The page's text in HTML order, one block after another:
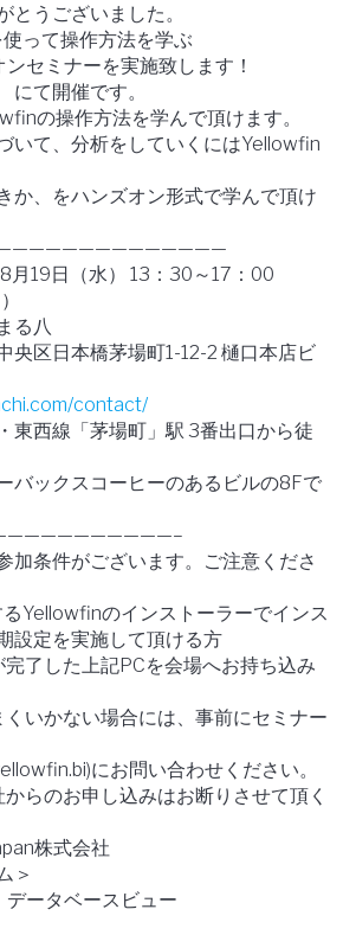
とうございました。
って操作方法を学ぶ
セミナーを実施致します！
て開催です。
の操作方法を学んで頂けます。
いて、分析をしていくにはYellowfin
か、をハンズオン形式で学んで頂け
＞——————————————
月19日（水） 13：30～17：00
る八
央区日本橋茅場町1-12-2 樋口本店ビ
contact/
東西線「茅場町」駅 3番出口から徒
バックスコーヒーのあるビルの8Fで
加条件がございます。ご注意くださ
るYellowfinのインストーラーでインス
設定を実施して頂ける方
完了した上記PCを会場へお持ち込み
いかない場合には、事前にセミナー
にお問い合わせください。
らのお申し込みはお断りさせて頂く
株式会社
＞
データベースビュー